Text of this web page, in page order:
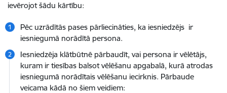
ievērojot šādu kārtību:
Pēc uzrādītās pases pārliecināties, ka iesniedzējs ir
iesniegumā norādītā persona.
Iesniedzēja klātbūtnē pārbaudīt, vai persona ir vēlētājs,
kuram ir tiesības balsot vēlēšanu apgabalā, kurā atrodas
iesniegumā norādītais vēlēšanu iecirknis. Pārbaude
veicama kādā no šiem veidiem: